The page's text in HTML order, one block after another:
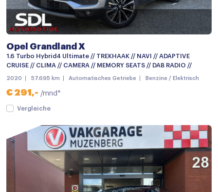
Dakrails
Dimlichten automatisch
Grootlichtassistent
Keyless entry
LED achterlichten
LED dagrijverlichting
Lichtmetalen velgen 18"
Metaalkleur
Mistlampen voor
Opel Grandland X
1.6 Turbo Hybrid4 Ultimate // TREKHAAK // NAVI // ADAPTIVE
CRUISE // CLIMA // CAMERA // MEMORY SEATS // DAB RADIO //
2020 57.695 km Automatisches Getriebe Benzine / Elektrisch
€ 291,- /mnd*
Vergleiche